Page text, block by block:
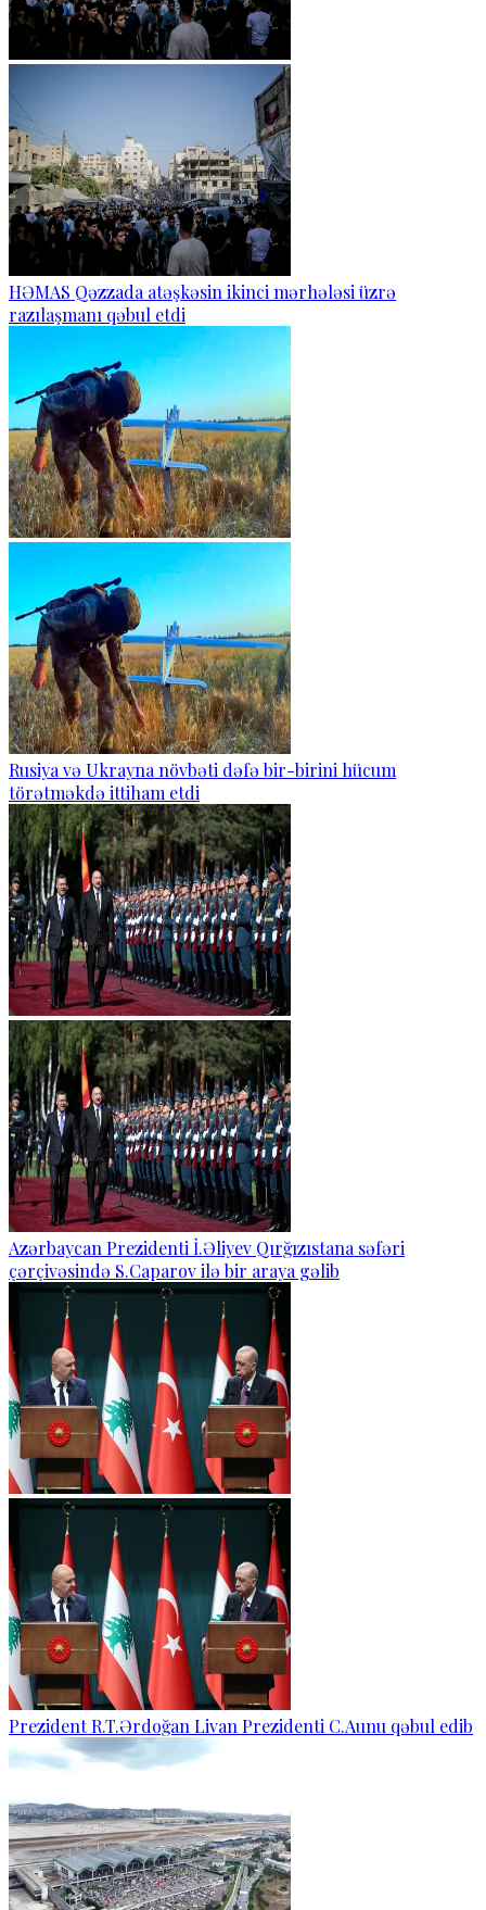
HƏMAS Qəzzada atəşkəsin ikinci mərhələsi üzrə
razılaşmanı qəbul etdi
Rusiya və Ukrayna növbəti dəfə bir-birini hücum
törətməkdə ittiham etdi
Azərbaycan Prezidenti İ.Əliyev Qırğızıstana səfəri
çərçivəsində S.Caparov ilə bir araya gəlib
Prezident R.T.Ərdoğan Livan Prezidenti C.Aunu qəbul edib